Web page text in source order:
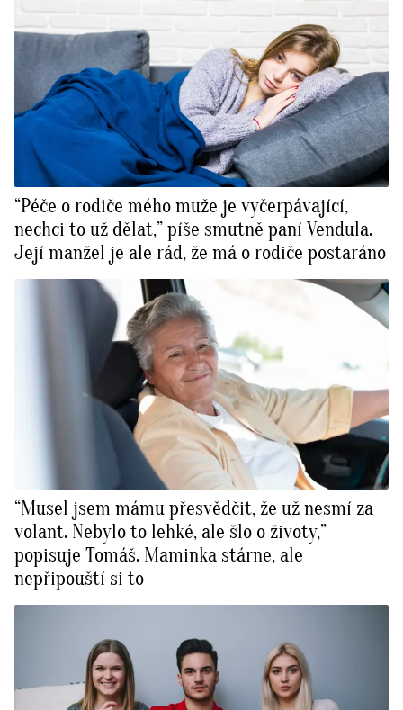
“Péče o rodiče mého muže je vyčerpávající,
nechci to už dělat,” píše smutně paní Vendula.
Její manžel je ale rád, že má o rodiče postaráno
“Musel jsem mámu přesvědčit, že už nesmí za
volant. Nebylo to lehké, ale šlo o životy,”
popisuje Tomáš. Maminka stárne, ale
nepřipouští si to